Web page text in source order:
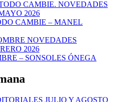
CAMBIE – MANEL
– SONSOLES ÓNEGA